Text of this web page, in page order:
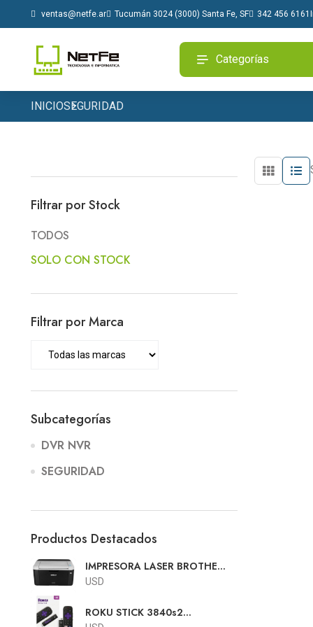
ventas@netfe.ar Tucumán 3024 (3000) Santa Fe, SF 342 456 6161
Categorías
INICIOSEGURIDAD
Filtrar por Stock
TODOS
SOLO CON STOCK
Filtrar por Marca
Subcategorías
DVR NVR
SEGURIDAD
Productos Destacados
IMPRESORA LASER BROTHER
HL-1212w
USD
ROKU STICK 3840s2